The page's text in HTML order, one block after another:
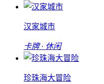
汉家城市
卡牌 · 休闲
珍珠海大冒险